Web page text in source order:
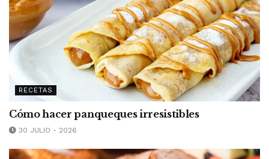
RECETAS
Cómo hacer panqueques irresistibles
30 JULIO - 2026